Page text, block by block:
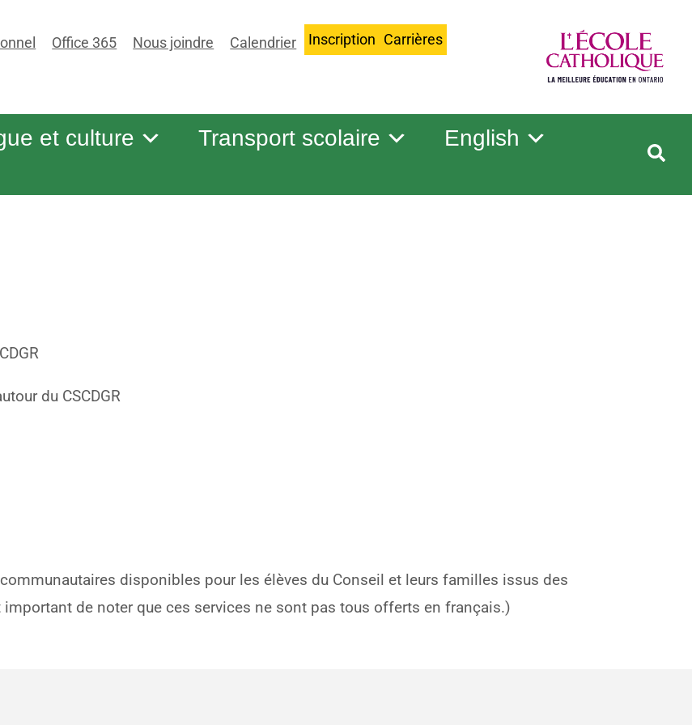
Office 365 Nous joindre Calendrier Inscription Carrières
et culture Transport scolaire
English
du CSCDGR
disponibles pour les élèves du Conseil et leurs familles issus des
de noter que ces services ne sont pas tous offerts en français.)